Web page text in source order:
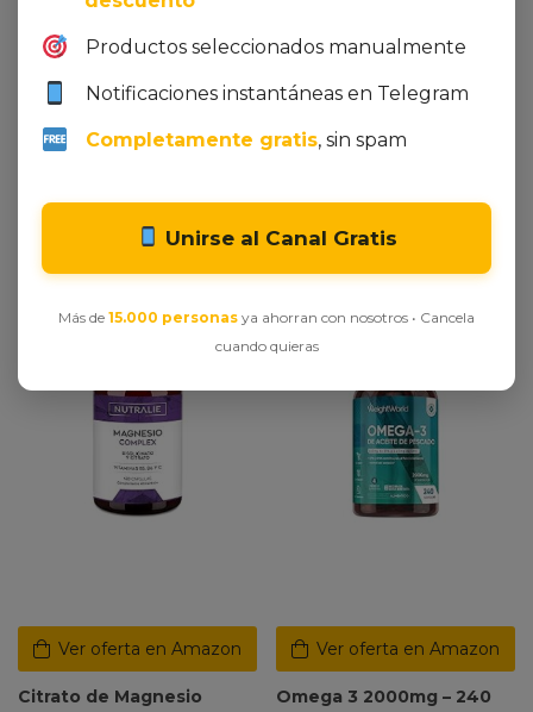
1545mg + Magnesio
Bisglicinato 600mg –
Reduce Cansancio y
Fatiga, Alivia Dolor
– Magnesium Alta
19,90€
extracto de raíz de
Raíz del sueño de la India
en laboratorio, vegana y
18,00€ 25,99€
Ver oferta en Amazon
Dto. -10%
Citrato de Magnesio
Ver oferta en Amazon
Dto. -7%
Omega 3 2000mg – 240
Productos seleccionados manualmente
Notificaciones instantáneas en Telegram
Completamente gratis, sin spam
Unirse al Canal Gratis
Más de 15.000 personas ya ahorran con nosotros • Cancela
cuando quieras